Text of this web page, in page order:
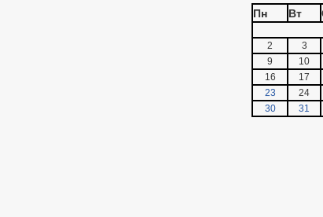
Пн
Вт
2
3
9
10
16
17
23
24
30
31